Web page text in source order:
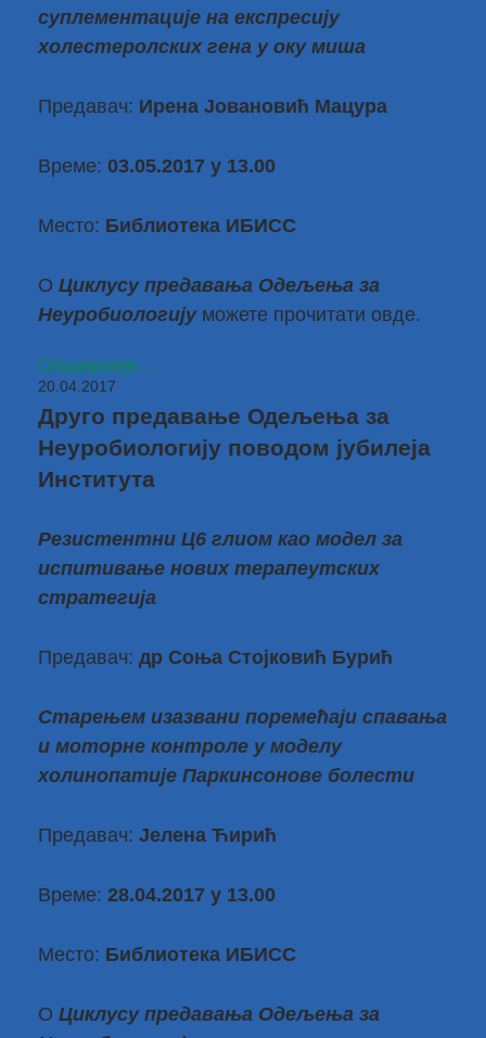
суплементације на експресију
холестеролских гена у оку миша
Предавач: Ирена Јовановић Мацура
Време: 03.05.2017 у 13.00
Место: Библиотека ИБИСС
О Циклусу предавања Одељења за
Неуробиологијуможете прочитати овде.
Опширније...
20.04.2017
Друго предавање Одељења за
Неуробиологију поводом јубилеја
Института
Резистентни Ц6 глиом као модел за
испитивање нових терапеутских
стратегија
Предавач: др Соња Стојковић Бурић
Старењем изазвани поремећаји спавања
и моторне контроле у моделу
холинопатије Паркинсонове болести
Предавач: Јелена Ћирић
Време: 28.04.2017 у 13.00
Место: Библиотека ИБИСС
О Циклусу предавања Одељења за